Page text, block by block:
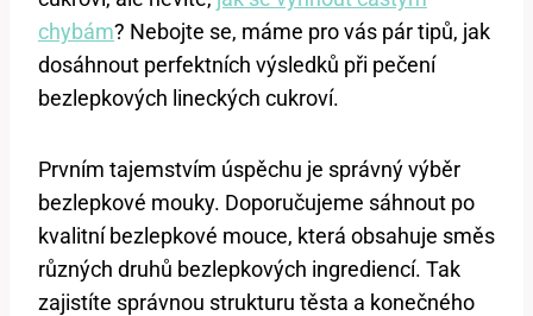
chybám? Nebojte se, máme pro vás pár tipů, jak
dosáhnout perfektních výsledků při pečení
bezlepkových lineckých cukroví.
Prvním tajemstvím úspěchu je správný výběr
bezlepkové mouky. Doporučujeme sáhnout po
kvalitní bezlepkové mouce, která obsahuje směs
různých druhů bezlepkových ingrediencí. Tak
zajistíte správnou strukturu těsta a konečného